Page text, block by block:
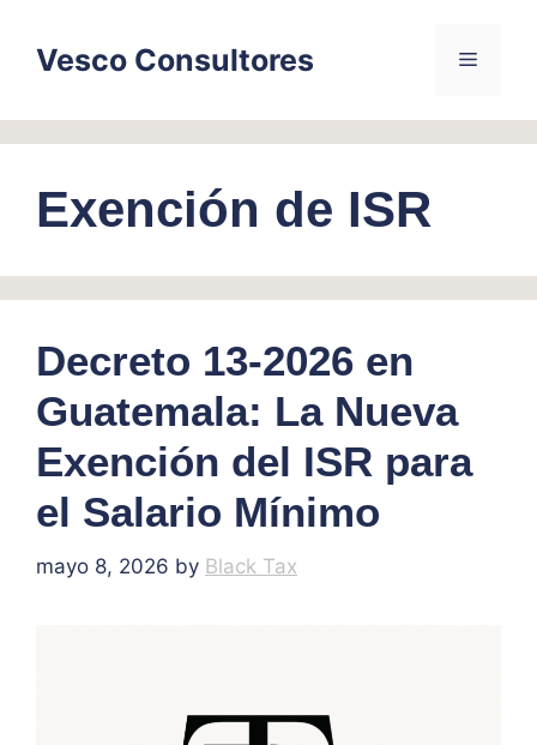
contentVesco Consultores Menu
Exención de ISR
Decreto 13-2026 en
Guatemala: La Nueva
Exención del ISR para
el Salario Mínimo
mayo 8, 2026 by Black Tax